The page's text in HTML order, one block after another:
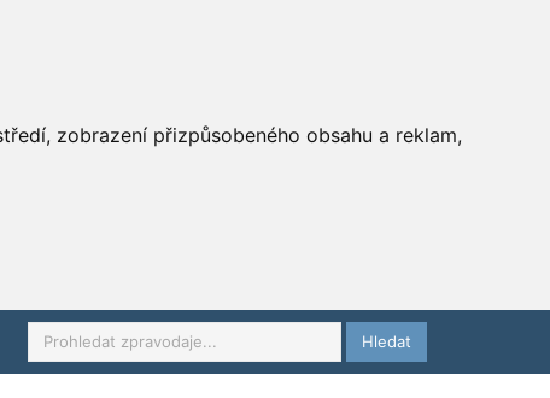
zobrazení přizpůsobeného obsahu a reklam,
Hledat